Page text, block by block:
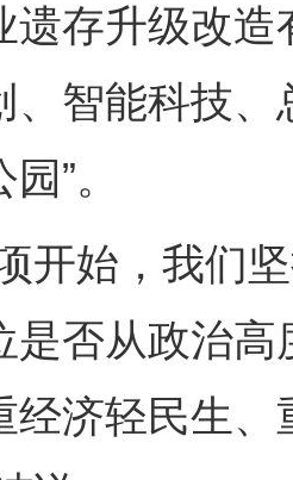
遗存升级改
、智能科技
”。
始，我们坚
是否从政治
经济轻民生